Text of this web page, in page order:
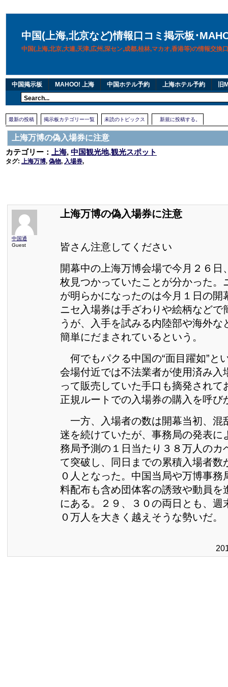
中国(上海,北京など)情報口コミ掲示板･
中国(上海,北京,大連,天津,広州,深セン,成都,桂林,マカオ,香港等)の情報交換
中国掲示板 MAHOO! 上海 中国ホテル予約 上海ホテル予約 旧
最新の投稿 掲示板カテゴリー一覧 未読のトピックス 新規に投稿する。
上海万博の偽入場券に注意
カテゴリー：
上海, 中国観光地,観光スポット
タグ: 上海万博, 偽物, 入場券,
中国通
Guest
上海万博の偽入場券に注意
皆さん注意してください
開幕中の上海万博会場で今月２６日
枚見つかっていたことが分かった。
が明らかになったのは今月１日の開
ニセ入場券は手ざわりや絵柄などで
うが、入手を試みる内陸部や海外な
簡単にだまされているという。
何でもパクる中国の“面目躍如”と
会場付近では不法業者が使用済み入
って販売していた手口も摘発されて
正規ルートでの入場券の購入を呼び
一方、入場者の数は開幕当初、混
迷を続けていたが、事務局の発表に
務局予測の１日当たり３８万人のカ
て突破し、同日までの累積入場者数
０人となった。中国当局や万博事務
料配布も含め団体客の誘致や動員を
にある。２９、３０の両日とも、週
０万人を大きく越えそうな勢いだ。